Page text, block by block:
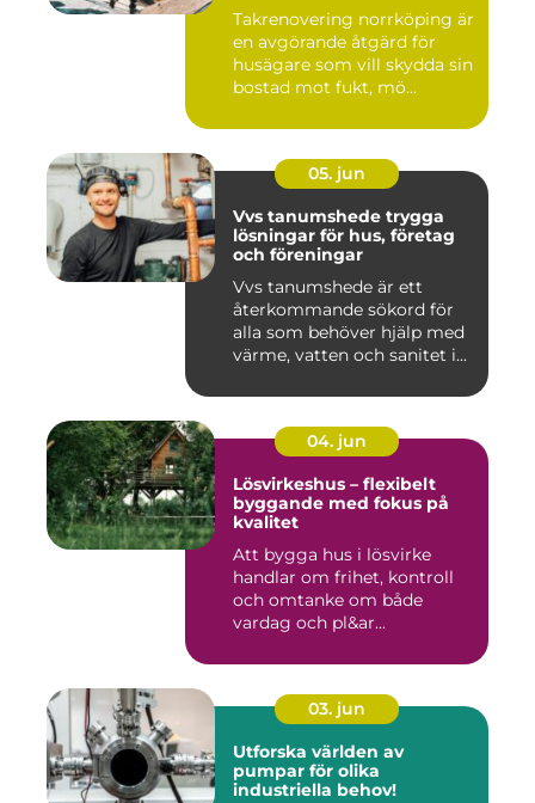
Takrenovering norrköping är
en avgörande åtgärd för
husägare som vill skydda sin
bostad mot fukt, mö...
05. jun
Vvs tanumshede trygga
lösningar för hus, företag
och föreningar
Vvs tanumshede är ett
återkommande sökord för
alla som behöver hjälp med
värme, vatten och sanitet i...
04. jun
Lösvirkeshus – flexibelt
byggande med fokus på
kvalitet
Att bygga hus i lösvirke
handlar om frihet, kontroll
och omtanke om både
vardag och pl&ar...
03. jun
Utforska världen av
pumpar för olika
industriella behov!